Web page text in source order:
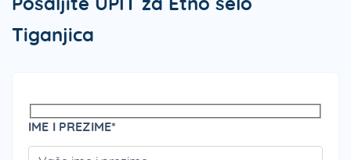
Tiganjica
IME I PREZIME*